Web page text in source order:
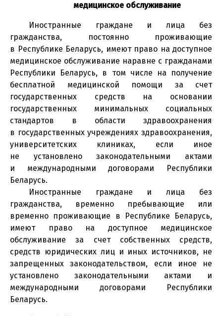
медицинское обслуживание
Иностранные граждане и лица без
гражданства, постоянно проживающие
в Республике Беларусь, имеют право на доступное
медицинское обслуживание наравне с гражданами
Республики Беларусь, в том числе на получение
бесплатной медицинской помощи за счет
государственных средств на основании
государственных минимальных социальных
стандартов в области здравоохранения
в государственных учреждениях здравоохранения,
университетских клиниках, если иное
не установлено законодательными актами
и международными договорами Республики
Беларусь.
Иностранные граждане и лица без
гражданства, временно пребывающие или
временно проживающие в Республике Беларусь,
имеют право на доступное медицинское
обслуживание за счет собственных средств,
средств юридических лиц и иных источников, не
запрещенных законодательством, если иное не
установлено законодательными актами и
международными договорами Республики
Беларусь.